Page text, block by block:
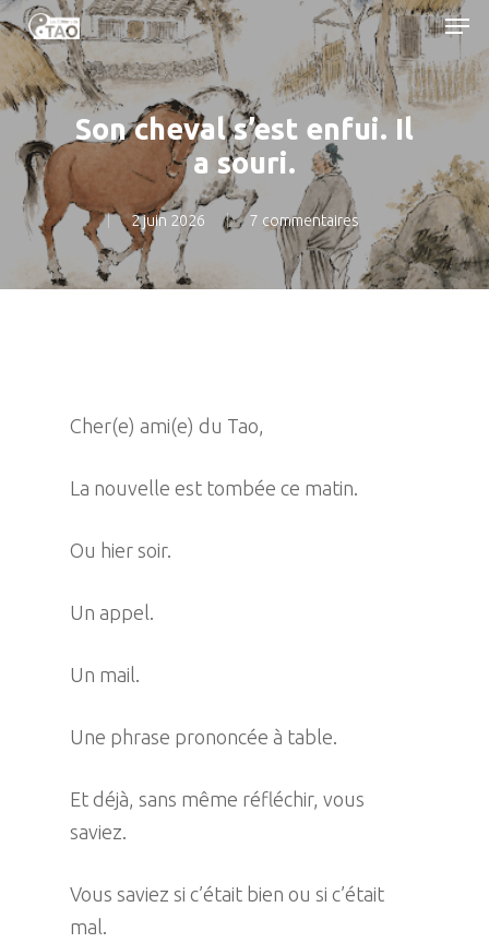
Skip
main
content
Son cheval s’est enfui. Il
a souri.
2 juin 2026 7 commentaires
Cher(e) ami(e) du Tao,
La nouvelle est tombée ce matin.
Ou hier soir.
Un appel.
Un mail.
Une phrase prononcée à table.
Et déjà, sans même réfléchir, vous
saviez.
Vous saviez si c’était bien ou si c’était
mal.